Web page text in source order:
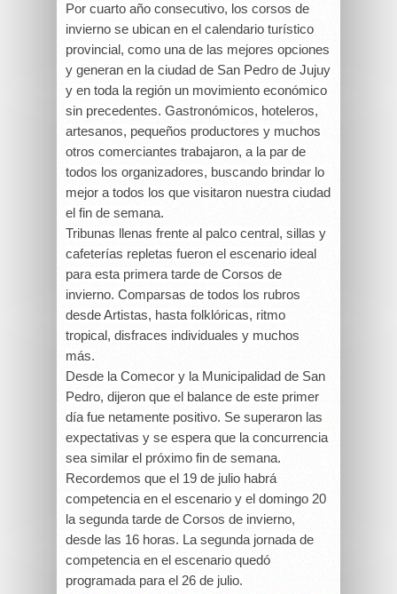
Por cuarto año consecutivo, los corsos de
invierno se ubican en el calendario turístico
provincial, como una de las mejores opciones
y generan en la ciudad de San Pedro de Jujuy
y en toda la región un movimiento económico
sin precedentes. Gastronómicos, hoteleros,
artesanos, pequeños productores y muchos
otros comerciantes trabajaron, a la par de
todos los organizadores, buscando brindar lo
mejor a todos los que visitaron nuestra ciudad
el fin de semana.
Tribunas llenas frente al palco central, sillas y
cafeterías repletas fueron el escenario ideal
para esta primera tarde de Corsos de
invierno. Comparsas de todos los rubros
desde Artistas, hasta folklóricas, ritmo
tropical, disfraces individuales y muchos
más.
Desde la Comecor y la Municipalidad de San
Pedro, dijeron que el balance de este primer
día fue netamente positivo. Se superaron las
expectativas y se espera que la concurrencia
sea similar el próximo fin de semana.
Recordemos que el 19 de julio habrá
competencia en el escenario y el domingo 20
la segunda tarde de Corsos de invierno,
desde las 16 horas. La segunda jornada de
competencia en el escenario quedó
programada para el 26 de julio.